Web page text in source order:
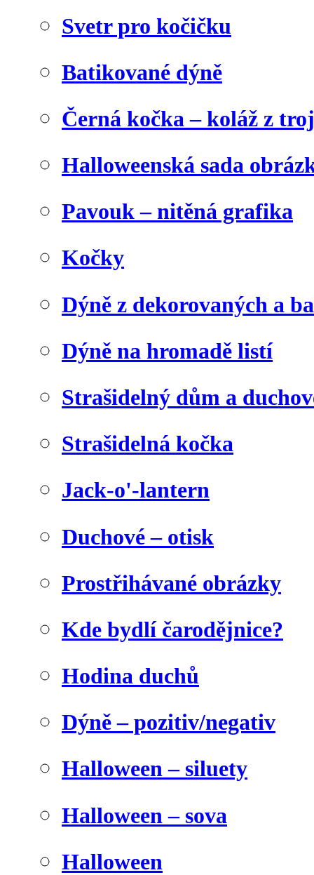
Svetr pro kočičku
Batikované dýně
Černá kočka – koláž z
Halloweenská sada
Pavouk – nitěná grafika
Kočky
Dýně z dekorovaných a
Dýně na hromadě listí
Strašidelný dům a
Strašidelná kočka
Jack-o'-lantern
Duchové – otisk
Prostřihávané obrázky
Kde bydlí čarodějnice?
Hodina duchů
Dýně – pozitiv/negativ
Halloween – siluety
Halloween – sova
Halloween